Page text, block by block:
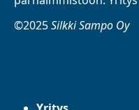
©2025Silkki Sampo Oy